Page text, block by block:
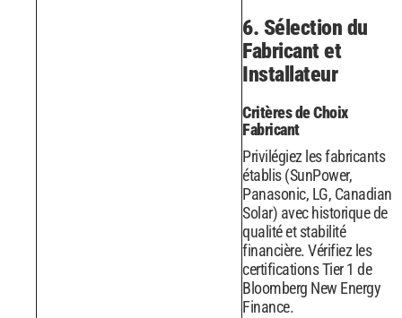
6. Sélection du
Fabricant et
Installateur
Critères de Choix
Fabricant
Privilégiez les fabricants
établis (SunPower,
Panasonic, LG, Canadian
Solar) avec historique de
qualité et stabilité
financière. Vérifiez les
certifications Tier 1 de
Bloomberg New Energy
Finance.